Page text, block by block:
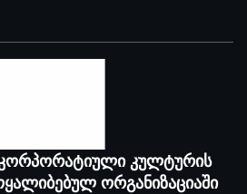
კულტურის
ორგანიზაციაში